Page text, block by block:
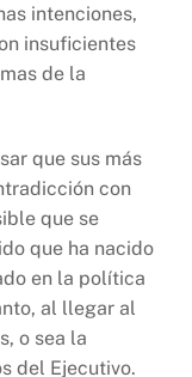
intenciones,
insuficientes
de la
que sus más
con
que se
que ha nacido
en la política
al llegar al
o sea la
del Ejecutivo.